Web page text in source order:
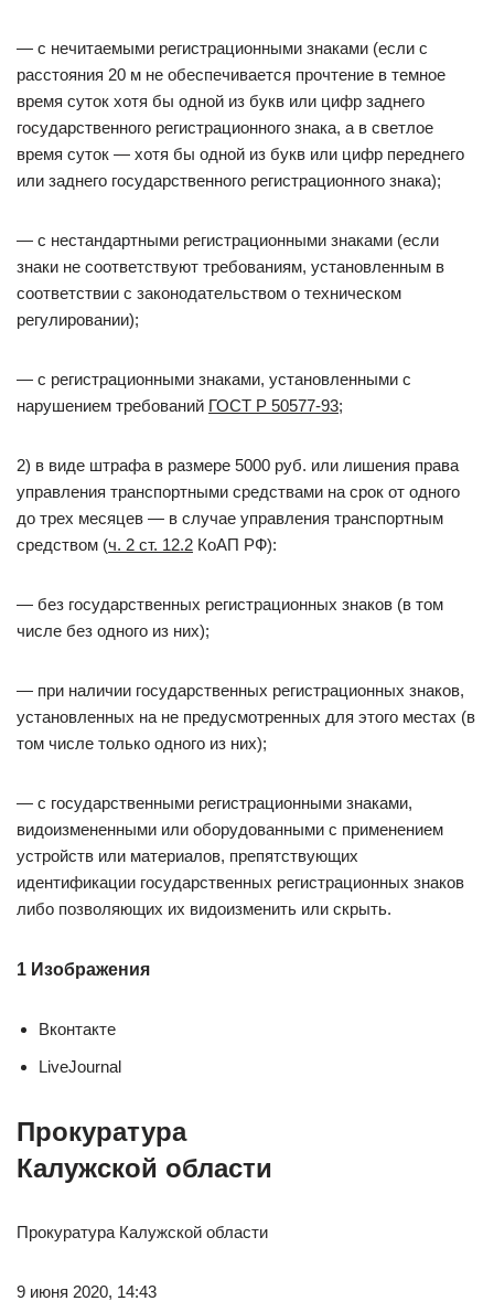
— с нечитаемыми регистрационными знаками (если с
расстояния 20 м не обеспечивается прочтение в темное
время суток хотя бы одной из букв или цифр заднего
государственного регистрационного знака, а в светлое
время суток — хотя бы одной из букв или цифр переднего
или заднего государственного регистрационного знака);
— с нестандартными регистрационными знаками (если
знаки не соответствуют требованиям, установленным в
соответствии с законодательством о техническом
регулировании);
— с регистрационными знаками, установленными с
нарушением требований ГОСТ Р 50577-93;
2) в виде штрафа в размере 5000 руб. или лишения права
управления транспортными средствами на срок от одного
до трех месяцев — в случае управления транспортным
средством (ч. 2 ст. 12.2 КоАП РФ):
— без государственных регистрационных знаков (в том
числе без одного из них);
— при наличии государственных регистрационных знаков,
установленных на не предусмотренных для этого местах (в
том числе только одного из них);
— с государственными регистрационными знаками,
видоизмененными или оборудованными с применением
устройств или материалов, препятствующих
идентификации государственных регистрационных знаков
либо позволяющих их видоизменить или скрыть.
1 Изображения
Вконтакте
LiveJournal
Прокуратура
Калужской области
Прокуратура Калужской области
9 июня 2020, 14:43